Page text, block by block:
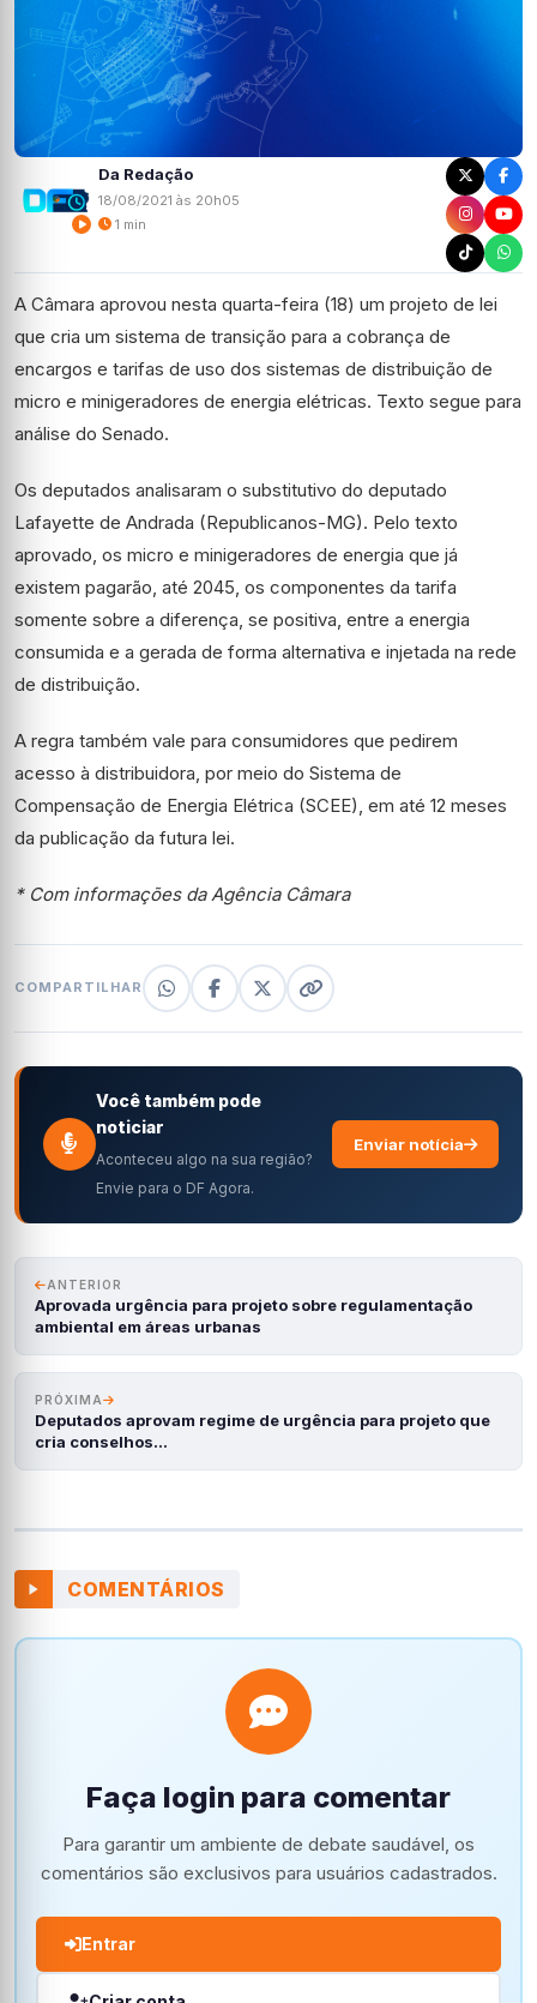
Da Redação
18/08/2021 às 20h05
1 min
A Câmara aprovou nesta quarta-feira (18) um projeto de lei
que cria um sistema de transição para a cobrança de
encargos e tarifas de uso dos sistemas de distribuição de
micro e minigeradores de energia elétricas. Texto segue para
análise do Senado.
Os deputados analisaram o substitutivo do deputado
Lafayette de Andrada (Republicanos-MG). Pelo texto
aprovado, os micro e minigeradores de energia que já
existem pagarão, até 2045, os componentes da tarifa
somente sobre a diferença, se positiva, entre a energia
consumida e a gerada de forma alternativa e injetada na rede
de distribuição.
A regra também vale para consumidores que pedirem
acesso à distribuidora, por meio do Sistema de
Compensação de Energia Elétrica (SCEE), em até 12 meses
da publicação da futura lei.
* Com informações da Agência Câmara
COMPARTILHAR
Você também pode
noticiar
Aconteceu algo na sua região?
Envie para o DF Agora.
Enviar notícia
ANTERIOR
Aprovada urgência para projeto sobre regulamentação
ambiental em áreas urbanas
PRÓXIMA
Deputados aprovam regime de urgência para projeto que
cria conselhos…
COMENTÁRIOS
Faça login para comentar
Para garantir um ambiente de debate saudável, os
comentários são exclusivos para usuários cadastrados.
Entrar